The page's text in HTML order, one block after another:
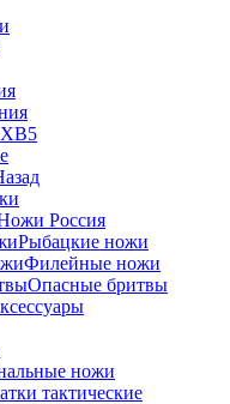
ХВ5
Россия
Рыбацкие ножи
Филейные ножи
Опасные бритвы
ножи
тактические